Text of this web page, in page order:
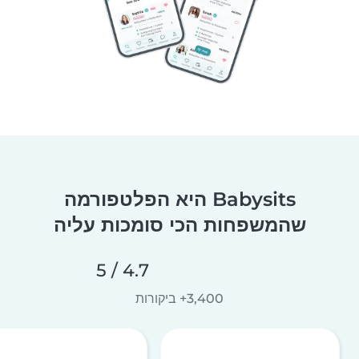
Babysits היא הפלטפורמה
שהמשפחות הכי סומכות עליה
4.7 / 5
3,400+ ביקורות